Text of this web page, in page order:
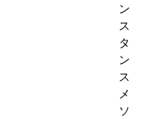
ン
ス
タ
ン
ス
メ
ソ